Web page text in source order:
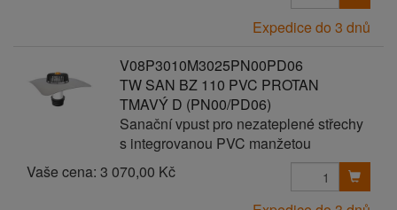
Expedice do 3 dnů
V08P3010M3025PN00PD06
TW SAN BZ 110 PVC PROTAN
TMAVÝ D (PN00/PD06)
Sanační vpust pro nezateplené střechy
s integrovanou PVC manžetou
Vaše cena: 3 070,00 Kč